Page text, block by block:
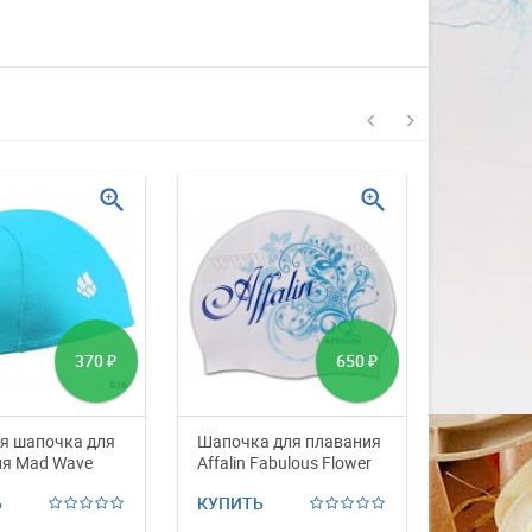
370 ₽
шапочка для
Mad Wave
zoom_in
650 ₽
Шапочка для плавания
Affalin Fabulous Flower
КУПИТЬ
zoom_in
Mad
КУПИТЬ